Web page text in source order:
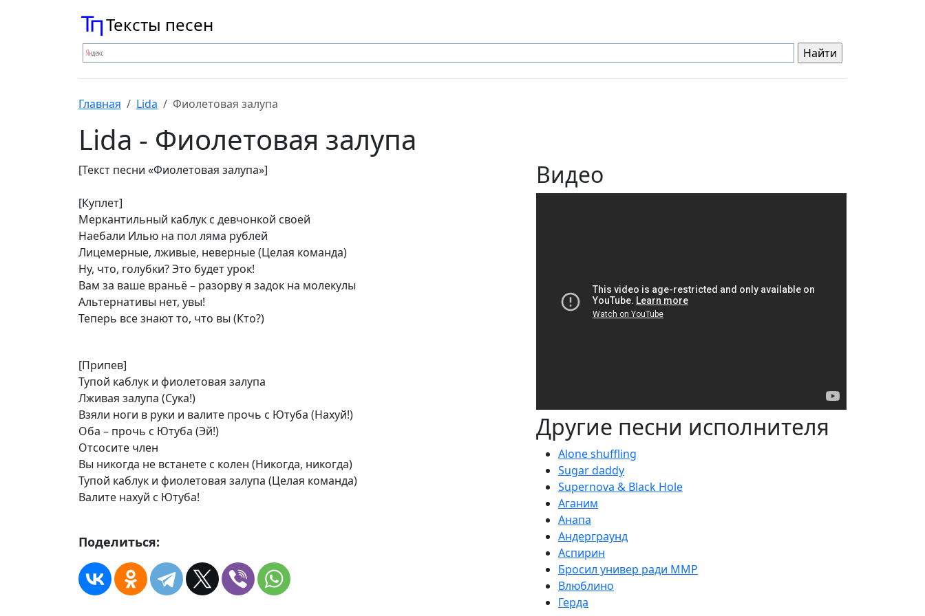
Тексты песен
Главная Lida Фиолетовая залупа
Lida - Фиолетовая залупа
[Текст песни «Фиолетовая залупа»]
[Куплет]
Меркантильный каблук с девчонкой своей
Наебали Илью на пол ляма рублей
Лицемерные, лживые, неверные (Целая команда)
Ну, что, голубки? Это будет урок!
Вам за ваше враньё – разорву я задок на молекулы
Альтернативы нет, увы!
Теперь все знают то, что вы (Кто?)
[Припев]
Тупой каблук и фиолетовая залупа
Лживая залупа (Сука!)
Взяли ноги в руки и валите прочь с Ютуба (Нахуй!)
Оба – прочь с Ютуба (Эй!)
Отсосите член
Вы никогда не встанете с колен (Никогда, никогда)
Тупой каблук и фиолетовая залупа (Целая команда)
Валите нахуй с Ютуба!
Поделиться:
Видео
Другие песни исполнителя
Alone shuffling
Sugar daddy
Supernova & Black Hole
Аганим
Анапа
Андерграунд
Аспирин
Бросил универ ради ММР
Влюблино
Герда